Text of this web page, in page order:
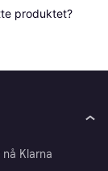
produktet?
nå Klarna